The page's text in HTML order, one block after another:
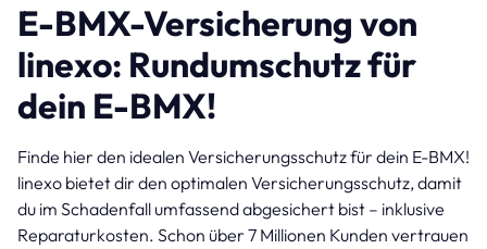
E-BMX-Versicherung von
linexo: Rundumschutz für
dein E-BMX!
Finde hier den idealen Versicherungsschutz für dein E-BMX!
linexo bietet dir den optimalen Versicherungsschutz, damit
du im Schadenfall umfassend abgesichert bist – inklusive
Reparaturkosten. Schon über 7 Millionen Kunden vertrauen